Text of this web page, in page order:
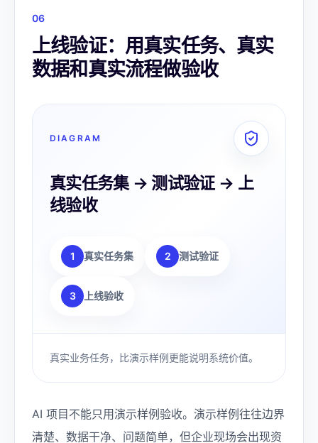
06
上线验证：用真实任务、真实
数据和真实流程做验收
DIAGRAM
真实任务集 → 测试验证 → 上
线验收
1 真实任务集 2 测试验证
3 上线验收
真实业务任务，比演示样例更能说明系统价值。
AI 项目不能只用演示样例验收。演示样例往往边界
清楚、数据干净、问题简单，但企业现场会出现资